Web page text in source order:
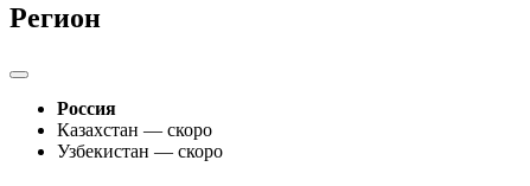
Регион
Россия
Казахстан — скоро
Узбекистан — скоро